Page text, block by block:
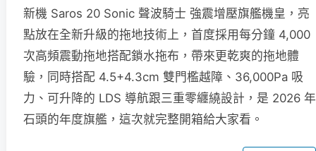
新機 Saros 20 Sonic 聲波騎士 強震增壓旗艦機皇，亮
點放在全新升級的拖地技術上，首度採用每分鐘 4,000
次高頻震動拖地搭配鎖水拖布，帶來更乾爽的拖地體
驗，同時搭配 4.5+4.3cm 雙門檻越障、36,000Pa 吸
力、可升降的 LDS 導航跟三重零纏繞設計，是 2026 年
石頭的年度旗艦，這次就完整開箱給大家看。